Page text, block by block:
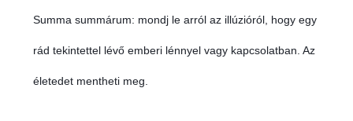
Summa summárum: mondj le arról az illúzióról, hogy egy
rád tekintettel lévő emberi lénnyel vagy kapcsolatban. Az
életedet mentheti meg.